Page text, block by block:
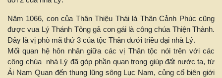
Năm 1066, con của Thân Thiệu Thái là Thân Cảnh Phúc cũng
được vua Lý Thánh Tông gả con gái là công chúa Thiện Thành.
Đây là vị phò mã thứ 3 của tộc Thân đưới triều đại nhà Lý.
Mối quan hệ hôn nhân giữa các vị Thân tộc nói trên với các
công chúa nhà Lý đã góp phần quan trọng giúp đất nước ta, từ
Ải Nam Quan đến thung lũng sông Lục Nam, củng cố biên giới